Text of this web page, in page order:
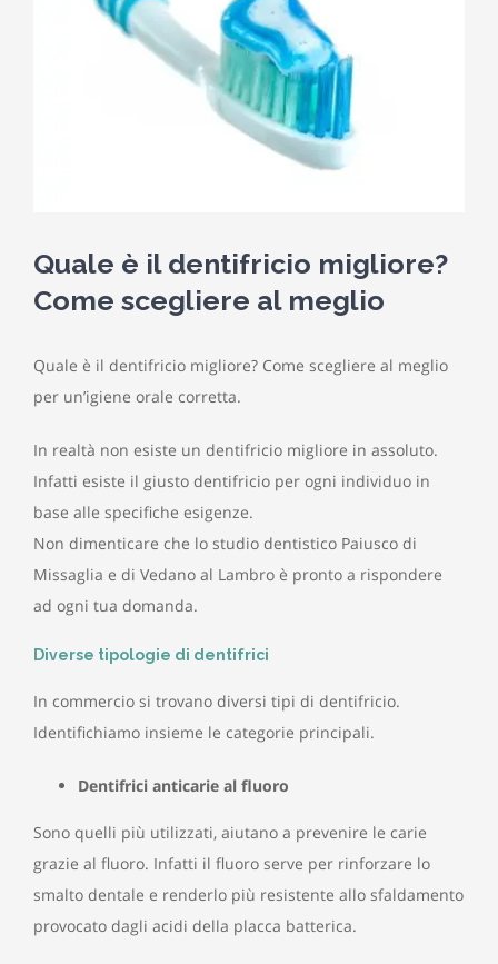
Quale è il dentifricio migliore?
Come scegliere al meglio
Quale è il dentifricio migliore? Come scegliere al meglio
per un’igiene orale corretta.
In realtà non esiste un dentifricio migliore in assoluto.
Infatti esiste il giusto dentifricio per ogni individuo in
base alle specifiche esigenze.
Non dimenticare che lo studio dentistico Paiusco di
Missaglia e di Vedano al Lambro è pronto a rispondere
ad ogni tua domanda.
Diverse tipologie di dentifrici
In commercio si trovano diversi tipi di dentifricio.
Identifichiamo insieme le categorie principali.
Dentifrici anticarie al fluoro
Sono quelli più utilizzati, aiutano a prevenire le carie
grazie al fluoro. Infatti il fluoro serve per rinforzare lo
smalto dentale e renderlo più resistente allo sfaldamento
provocato dagli acidi della placca batterica.